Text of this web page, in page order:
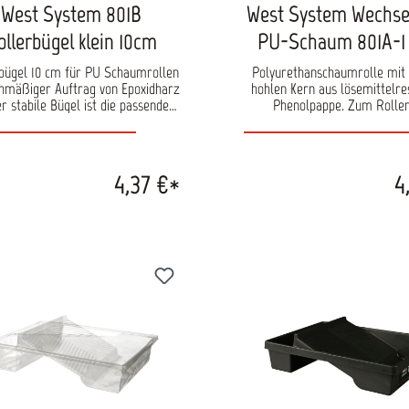
West System 801B
klein 10cm
10 cm für PU Schaumrollen
Auftrag von Epoxidharz
stabile Bügel ist die passende
cm) und ermöglicht einen
von Epoxidharz (EP Harz). Er
eine sichere Führung der Rolle
Stabile Ausführung für
Halt der Rolle Ergonomische
für komfortables Arbeiten
den Einsatz im Beschichtungs-
Einsatzbereiche
4,37 €*
West System
PU-Schaum 801A-1
Polyurethanschaumrolle mit
hohlen Kern aus
Phenolpappe. Zum
Polyurethanlack geeignet.
einen fusselfreien, 1/8"-Nap
und einen Phenolkern. Sie